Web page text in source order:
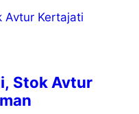
Stok Avtur